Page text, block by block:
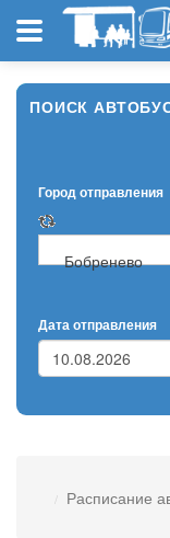
ПОИСК
Город отправления
Бобренево
Дата отправления
Расписание